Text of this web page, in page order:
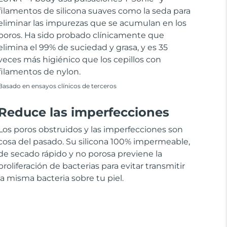
de silicona suaves como la seda para
las impurezas que se acumulan en los
Ha sido probado clínicamente que
el 99% de suciedad y grasa, y es 35
más higiénico que los cepillos con
de nylon.
en ensayos clínicos de terceros
las imperfecciones
poros obstruidos y las imperfecciones son
del pasado. Su silicona 100% impermeable,
secado rápido y no porosa previene la
de bacterias para evitar transmitir
misma bacteria sobre tu piel.